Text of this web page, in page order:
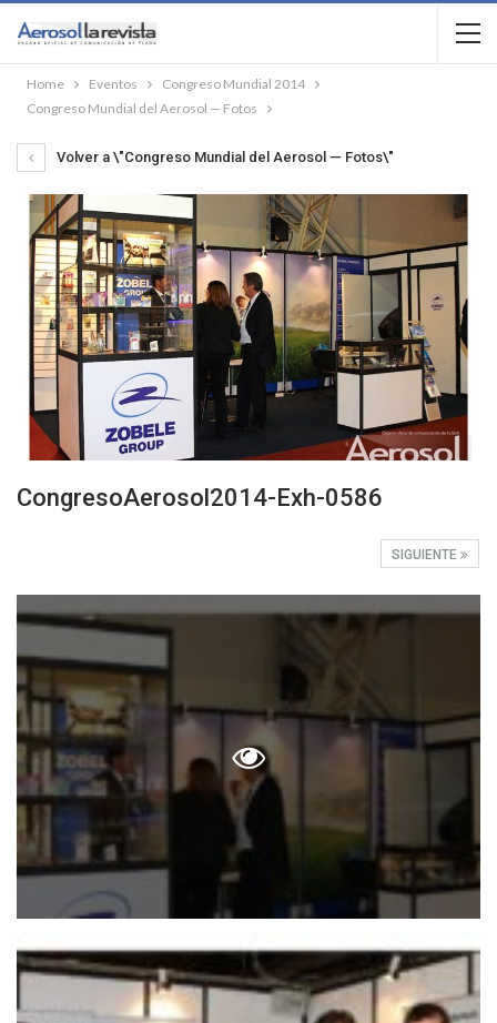
Home Eventos
Congreso Mundial 2014
Congreso Mundial del Aerosol — Fotos
Volver a \"Congreso Mundial del Aerosol — Fotos\"
CongresoAerosol2014-Exh-0586
SIGUIENTE